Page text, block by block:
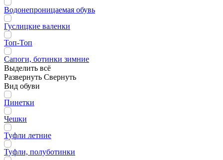
Водонепроницаемая обувь
Гуслицкие валенки
Топ-Топ
Сапоги, ботинки зимние
Выделить всё
Развернуть Свернуть
Вид обуви
Пинетки
Чешки
Туфли летние
Туфли, полуботинки